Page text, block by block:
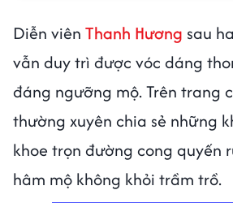
Diễn viên Thanh Hương sau
vẫn duy trì được vóc dáng
đáng ngưỡng mộ. Trên trang
thường xuyên chia sẻ những
khoe trọn đường cong quyến
hâm mộ không khỏi trầm trồ.